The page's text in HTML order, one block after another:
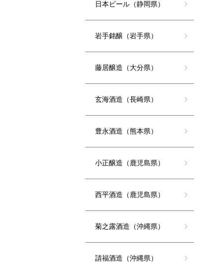
日本ビール（静岡県）
岩手銘醸（岩手県）
藤居醸造（大分県）
玄海酒造（長崎県）
豊永酒造（熊本県）
小正醸造（鹿児島県）
西平酒造（鹿児島県）
菊之露酒造（沖縄県）
請福酒造（沖縄県）